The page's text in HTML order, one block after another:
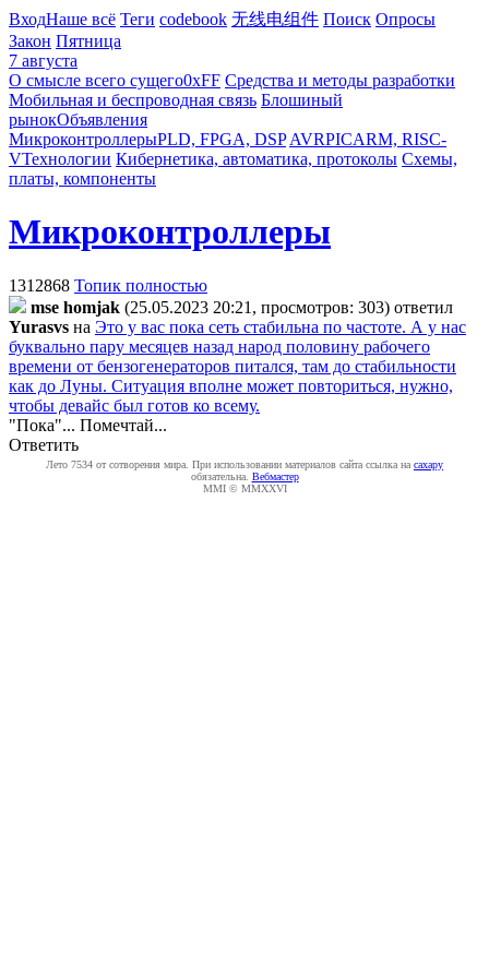
ВходНаше всё Теги codebook 无线电组件 Поиск Опросы
Закон Пятница
7 августа
О смысле всего сущего0xFF Средства и методы разработки
Мобильная и беспроводная связь Блошиный
рынокОбъявления
МикроконтроллерыPLD, FPGA, DSP AVRPICARM, RISC-
VТехнологии Кибернетика, автоматика, протоколы Схемы,
платы, компоненты
Микроконтроллеры
1312868 Топик полностью
mse homjak (25.05.2023 20:21, просмотров: 303) ответил
Yurasvs на Это у вас пока сеть стабильна по частоте. А у нас
буквально пару месяцев назад народ половину рабочего
времени от бензогенераторов питался, там до стабильности
как до Луны. Ситуация вполне может повториться, нужно,
чтобы девайс был готов ко всему.
"Пока"... Помечтай...
Ответить
Лето 7534 от сотворения мира. При использовании материалов сайта ссылка на caxapу
обязательна. Вебмастер
MMI © MMXXVI